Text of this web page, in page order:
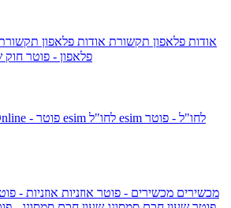
אודות פלאפון תקשורת אודות פלאפון
פלאפון - פוטר חוק
esim לחו"ל - פוטר
מכשירים מכשירים - פוטר אוזניות אוזניות -